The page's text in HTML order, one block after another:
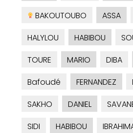
BAKOUTOUBO
ASSA
HALYLOU
HABIBOU
TOURE
MARIO DIBA
Bafoudé
FERNANDEZ
SAKHO
DANIEL
SIDI
HABIBOU